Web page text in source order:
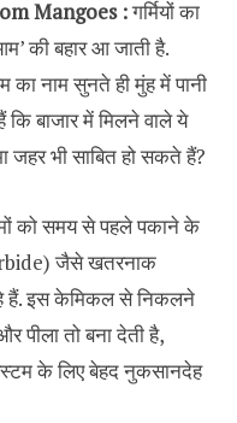
Mangoes :गर्मियों का
की बहार आ जाती है.
का नाम सुनते ही मुंह में पानी
बाजार में मिलने वाले ये
भी साबित हो सकते हैं?
को समय से पहले पकाने के
जैसे खतरनाक
हैं. इस केमिकल से निकलने
पीला तो बना देती है,
के लिए बेहद नुकसानदेह